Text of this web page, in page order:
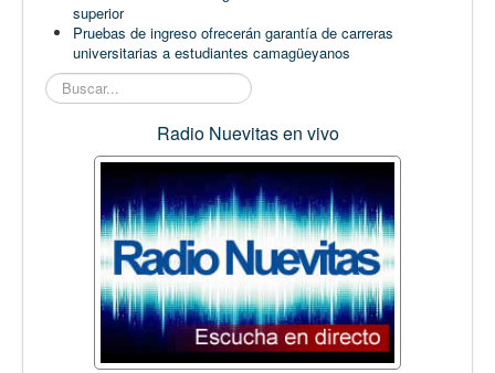
superior
Pruebas de ingreso ofrecerán garantía de carreras
universitarias a estudiantes camagüeyanos
Buscar...
Radio Nuevitas en vivo